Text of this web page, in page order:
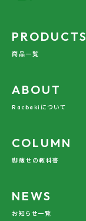
PRODUCTS
商品一覧
ABOUT
Racbakiについて
COLUMN
脚痩せの教科書
NEWS
お知らせ一覧